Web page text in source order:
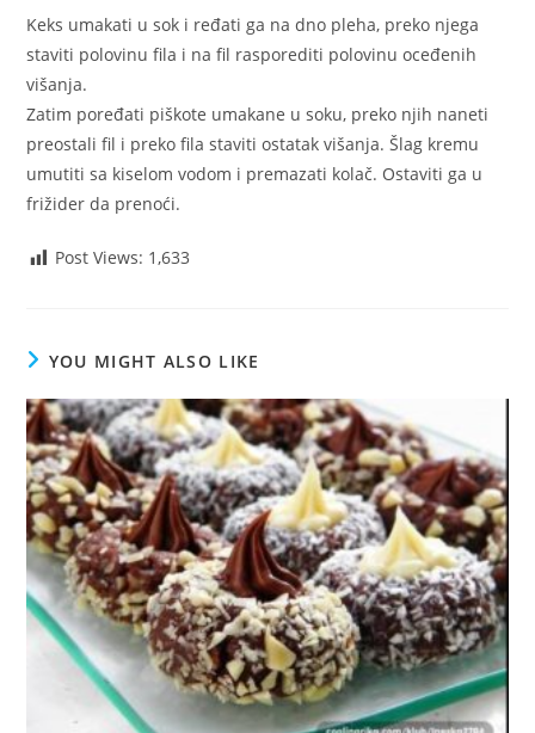
Keks umakati u sok i ređati ga na dno pleha, preko njega
staviti polovinu fila i na fil rasporediti polovinu oceđenih
višanja.
Zatim poređati piškote umakane u soku, preko njih naneti
preostali fil i preko fila staviti ostatak višanja. Šlag kremu
umutiti sa kiselom vodom i premazati kolač. Ostaviti ga u
frižider da prenoći.
Post Views: 1,633
YOU MIGHT ALSO LIKE